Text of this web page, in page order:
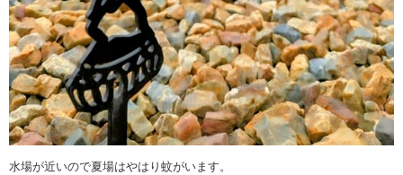
水場が近いので夏場はやはり蚊がいます。